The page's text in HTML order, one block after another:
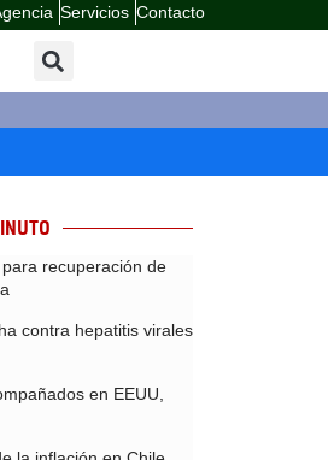
Servicios Contacto
recuperación de
contra hepatitis virales
en EEUU,